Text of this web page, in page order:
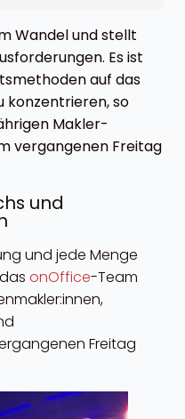
Wandel und stellt
Es ist
auf das
konzentrieren, so
Makler-
vergangenen Freitag
und
und jede Menge
onOffice-Team
Freitag